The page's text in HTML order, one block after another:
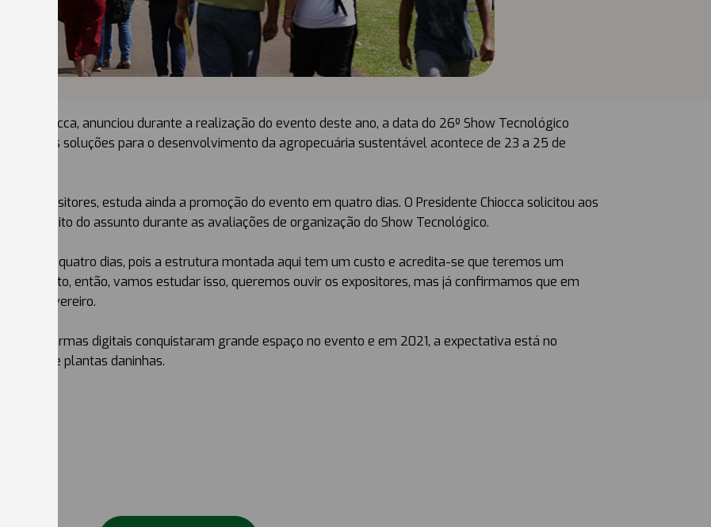
Chiocca, anunciou durante a realização do evento deste ano, a data do 26º Show Tecnológico
melhores soluções para o desenvolvimento da agropecuária sustentável acontece de 23 a 25 de
os expositores, estuda ainda a promoção do evento em quatro dias. O Presidente Chiocca solicitou aos
a respeito do assunto durante as avaliações de organização do Show Tecnológico.
durante quatro dias, pois a estrutura montada aqui tem um custo e acredita-se que teremos um
no evento, então, vamos estudar isso, queremos ouvir os expositores, mas já confirmamos que em
25 de fevereiro.
plataformas digitais conquistaram grande espaço no evento e em 2021, a expectativa está no
de plantas daninhas.